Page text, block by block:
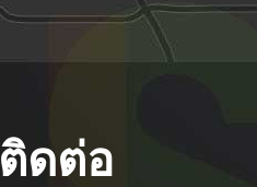
ติดต่อ